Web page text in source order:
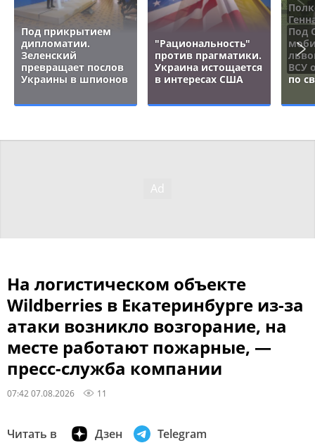
Под прикрытием
дипломатии.
Зеленский
превращает послов
Украины в шпионов
"Рациональность"
против прагматики.
Украина истощается
в интересах США
Под
ВСУ
по
На логистическом объекте
Wildberries в Екатеринбурге из-за
атаки возникло возгорание, на
месте работают пожарные, —
пресс-служба компании
07:42 07.08.2026 11
Читать в Дзен Telegram